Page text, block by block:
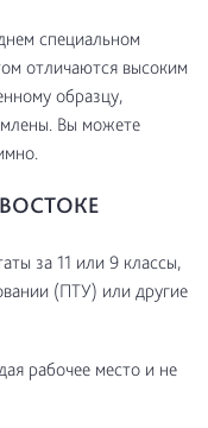
специальном
отличаются высоким
образцу,
Вы можете
за 11 или 9 классы,
(ПТУ) или другие
рабочее место и не